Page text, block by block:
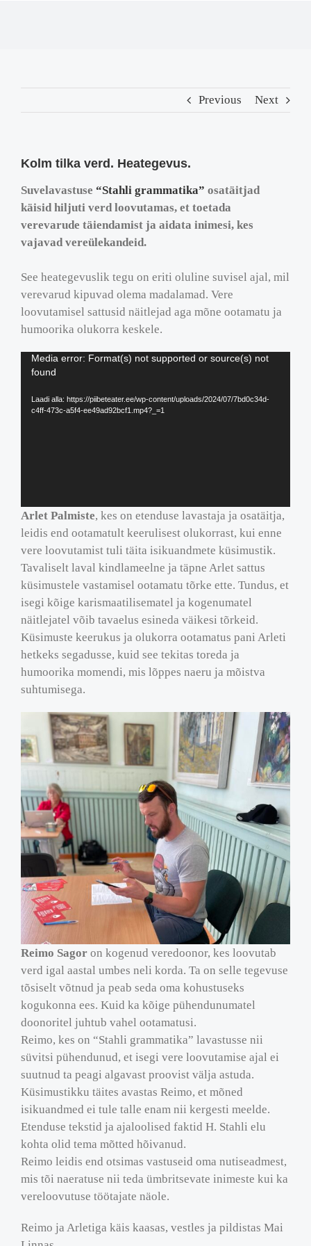
Previous Next
Kolm tilka verd. Heategevus.
Suvelavastuse “Stahli grammatika” osatäitjad
käisid hiljuti verd loovutamas, et toetada
verevarude täiendamist ja aidata inimesi, kes
vajavad vereülekandeid.
See heategevuslik tegu on eriti oluline suvisel ajal, mil
verevarud kipuvad olema madalamad. Vere
loovutamisel sattusid näitlejad aga mõne ootamatu ja
humoorika olukorra keskele.
Videoesitaja
Media error: Format(s) not supported or source(s) not
found
Laadi alla: https://piibeteater.ee/wp-content/uploads/2024/07/7bd0c34d-
c4ff-473c-a5f4-ee49ad92bcf1.mp4?_=1
Arlet Palmiste, kes on etenduse lavastaja ja osatäitja,
leidis end ootamatult keerulisest olukorrast, kui enne
vere loovutamist tuli täita isikuandmete küsimustik.
Tavaliselt laval kindlameelne ja täpne Arlet sattus
küsimustele vastamisel ootamatu tõrke ette. Tundus, et
isegi kõige karismaatilisematel ja kogenumatel
näitlejatel võib tavaelus esineda väikesi tõrkeid.
Küsimuste keerukus ja olukorra ootamatus pani Arleti
hetkeks segadusse, kuid see tekitas toreda ja
humoorika momendi, mis lõppes naeru ja mõistva
suhtumisega.
Reimo Sagor on kogenud veredoonor, kes loovutab
verd igal aastal umbes neli korda. Ta on selle tegevuse
tõsiselt võtnud ja peab seda oma kohustuseks
kogukonna ees. Kuid ka kõige pühendunumatel
doonoritel juhtub vahel ootamatusi.
Reimo, kes on “Stahli grammatika” lavastusse nii
süvitsi pühendunud, et isegi vere loovutamise ajal ei
suutnud ta peagi algavast proovist välja astuda.
Küsimustikku täites avastas Reimo, et mõned
isikuandmed ei tule talle enam nii kergesti meelde.
Etenduse tekstid ja ajaloolised faktid H. Stahli elu
kohta olid tema mõtted hõivanud.
Reimo leidis end otsimas vastuseid oma nutiseadmest,
mis tõi naeratuse nii teda ümbritsevate inimeste kui ka
vereloovutuse töötajate näole.
Reimo ja Arletiga käis kaasas, vestles ja pildistas Mai